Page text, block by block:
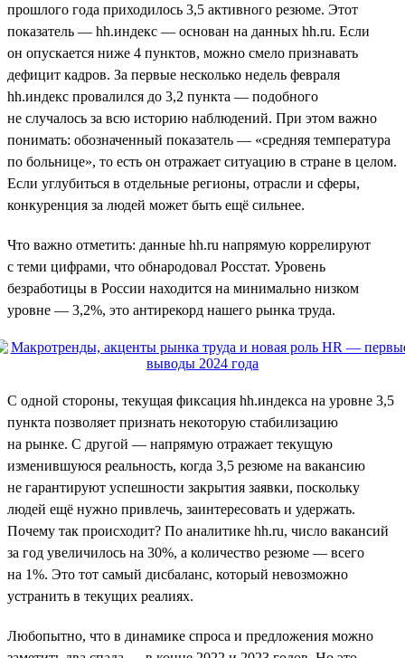
прошлого года приходилось 3,5 активного резюме. Этот
показатель — hh.индекс — основан на данных hh.ru. Если
он опускается ниже 4 пунктов, можно смело признавать
дефицит кадров. За первые несколько недель февраля
hh.индекс провалился до 3,2 пункта — подобного
не случалось за всю историю наблюдений. При этом важно
понимать: обозначенный показатель — «средняя температура
по больнице», то есть он отражает ситуацию в стране в целом.
Если углубиться в отдельные регионы, отрасли и сферы,
конкуренция за людей может быть ещё сильнее.
Что важно отметить: данные hh.ru напрямую коррелируют
с теми цифрами, что обнародовал Росстат. Уровень
безработицы в России находится на минимально низком
уровне — 3,2%, это антирекорд нашего рынка труда.
С одной стороны, текущая фиксация hh.индекса на уровне 3,5
пункта позволяет признать некоторую стабилизацию
на рынке. С другой — напрямую отражает текущую
изменившуюся реальность, когда 3,5 резюме на вакансию
не гарантируют успешности закрытия заявки, поскольку
людей ещё нужно привлечь, заинтересовать и удержать.
Почему так происходит? По аналитике hh.ru, число вакансий
за год увеличилось на 30%, а количество резюме — всего
на 1%. Это тот самый дисбаланс, который невозможно
устранить в текущих реалиях.
Любопытно, что в динамике спроса и предложения можно